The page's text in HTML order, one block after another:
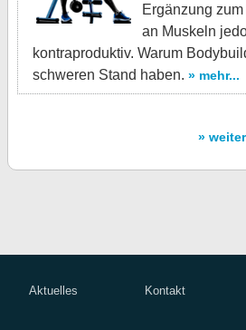
Ergänzung
an Muskeln
kontraproduktiv. Warum
schweren Stand haben. » mehr...
»
Aktuelles Kontakt